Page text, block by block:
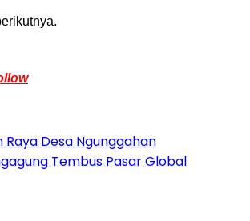
Desa Ngunggahan
Tembus Pasar Global